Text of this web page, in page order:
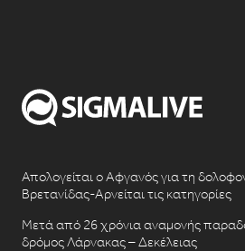
Απολογείται ο Αφγανός για τη
Βρετανίδας-Αρνείται τις κατηγορίες
Μετά από 26 χρόνια αναμονής
δρόμος Λάρνακας – Δεκέλειας